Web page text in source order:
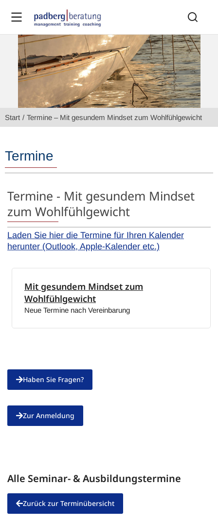
Sie befinden sich hier:
Start Termine – Mit gesundem Mindset zum Wohlfühlgewicht
Termine
Alle Seminar- & Ausbildungstermine
Zurück zur Terminübersicht
Termine - Mit gesundem Mindset
zum Wohlfühlgewicht
Laden Sie hier die Termine für Ihren Kalender
herunter (Outlook, Apple-Kalender etc.)
Mit gesundem Mindset zum
Wohlfühlgewicht
Neue Termine nach Vereinbarung
Haben Sie Fragen?
Zur Anmeldung